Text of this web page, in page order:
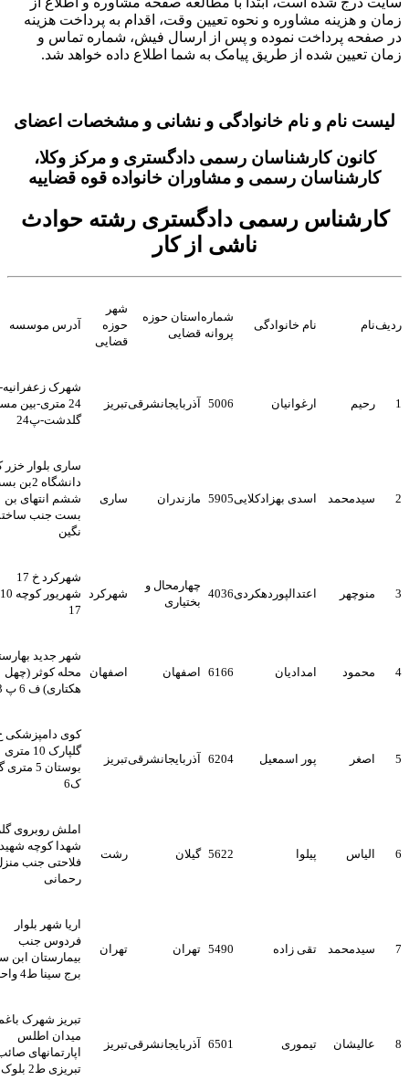
و هزینه مشاوره و نحوه تعیین وقت، اقدام به پرداخت هزینه
صفحه پرداخت نموده و پس از ارسال فیش، شماره تماس و
تعیین شده از طریق پیامک به شما اطلاع داده خواهد شد.
نام و نام خانوادگی و نشانی و مشخصات اعضای
کانون کارشناسان رسمی دادگستری و مرکز وکلا،
کارشناسان رسمی و مشاوران خانواده قوه قضاییه
رسمی دادگستری رشته حوادث
ناشی از کار
نام نام خانوادگی
شماره
پروانه
استان حوزه
قضایی
حوزه
قضایی
آدرس موسسه
رحیم ارغوانیان 5006 آذربایجانشرقیتبریز
شهرک زعفرانیه-خ
24 متری-بین مسجد و
گلدشت-پ24
سیدمحمد اسدی بهزادکلایی5905 مازندران ساری
ساری بلوار خزر کوی
دانشگاه 2بن بست
ششم انتهای بن
بست جنب ساختمان
منوچهر اعتدالپوردهکردی4036
چهارمحال و
بختیاری
شهرکرد
شهرکرد خ 17
شهریور کوچه 10 پ
محمود امدادیان 6166 اصفهان اصفهان
شهر جدید بهارستان
محله کوثر (چهل
هکتاری) ف 6 پ 233
اصغر پور اسمعیل 6204 آذربایجانشرقیتبریز
کوی دامپزشکی خ
گلپارک 10 متری
بوستان 5 متری گلفام
الیاس 5622 گیلان رشت
املش روبروی گلزار
شهدا کوچه شهید
فلاحتی جنب منزل
رحمانی
سیدمحمد تقی زاده 5490 تهران تهران
اریا شهر بلوار
فردوس جنب
بیمارستان ابن سینا
برج سینا ط4 واحد19
عالیشان تیموری 6501 آذربایجانشرقیتبریز
تبریز شهرک باغمیشه
میدان اطلس
اپارتمانهای صائب
تبریزی ط2 بلوک3